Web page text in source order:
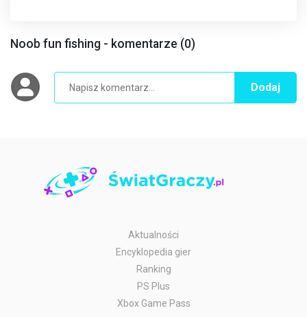
Noob fun fishing - komentarze (0)
Dodaj
Aktualności
Encyklopedia gier
Ranking
PS Plus
Xbox Game Pass